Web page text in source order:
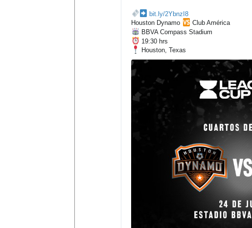
h
t
t
p
:
bit.ly/2YbnzI8
Houston Dynamo
Club América
BBVA Compass Stadium
19:30 hrs
Houston, Texas